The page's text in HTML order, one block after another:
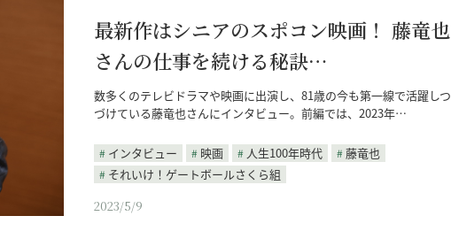
最新作はシニアのスポコン映画！ 藤竜也
さんの仕事を続ける秘訣…
数多くのテレビドラマや映画に出演し、81歳の今も第一線で活躍しつ
づけている藤竜也さんにインタビュー。前編では、2023年…
インタビュー 映画 人生100年時代
藤竜也
それいけ！ゲートボールさくら組
2023/5/9